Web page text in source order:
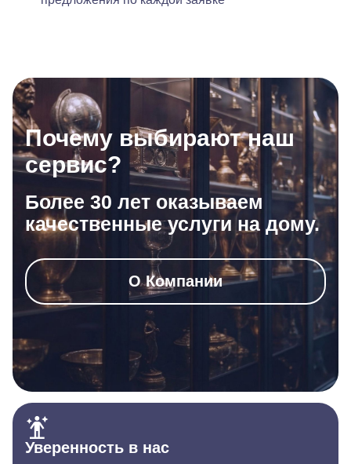
Почему выбирают наш
сервис?
Более 30 лет оказываем
качественные услуги на дому.
О Компании
Уверенность в нас